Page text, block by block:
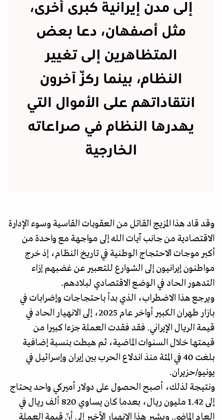
إلى مدن إيرانية كبرى أخرى،
مثل أصفهان، دعا بعض
المتظاهرين إلى تغيير
النظام، بينما ركّز آخرون
انتقاداتهم على الأموال التي
يهدرها النظام في صراعاته
الخارجية
وقد قاد هذا المزيج القاتل من العقوبات القاسية وسوء الإدارة
الاقتصادية من جانب آيات الله إلى مواجهة مع واحدة من
أكبر موجات الاحتجاج الوطنية في تاريخ النظام، إذ خرج
مواطنون إيرانيون إلى الشوارع للتعبير عن غضبهم إزاء
التدهور الحاد في الوضع الاقتصادي لبلادهم.
ويرجع هذا الاضطراب، الذي بدأ باحتجاجات وإضرابات في
بازار طهران الكبير أواخر عام 2025، إلى الانهيار الحاد في
قيمة الريال الإيراني. فقد فقدت العملة جزءا كبيرا من
قيمتها خلال السنوات الماضية، ثم هبطت بنسبة إضافية
بلغت 40 في المئة منذ اندلاع الحرب بين إيران وإسرائيل في
يونيو/حزيران.
ونتيجة لذلك، أصبح الحصول على دولار أميركي واحد يحتاج
إلى 1.42 مليون ريال، بعدما كان يساوي 820 ألف ريال في
العام الماضي. ويشير هذا الانهيار الأخير إلى أنّ قيمة العملة